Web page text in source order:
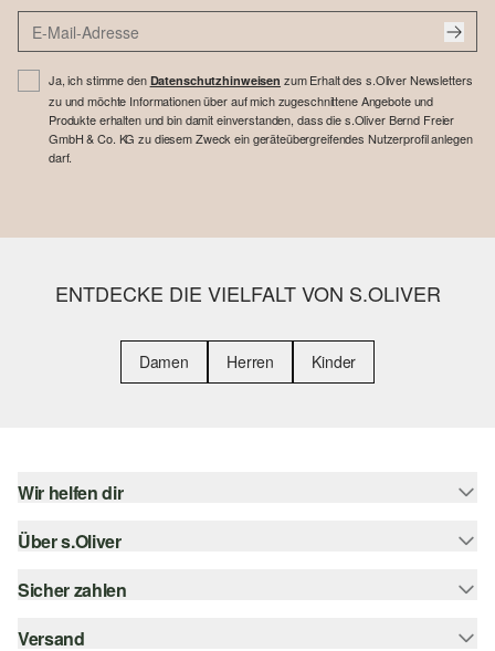
Ja, ich stimme den Datenschutzhinweisen zum Erhalt des s.Oliver Newsletters
zu und möchte Informationen über auf mich zugeschnittene Angebote und
Produkte erhalten und bin damit einverstanden, dass die s.Oliver Bernd Freier
GmbH & Co. KG zu diesem Zweck ein geräteübergreifendes Nutzerprofil anlegen
darf.
ENTDECKE DIE VIELFALT VON S.OLIVER
Damen Herren Kinder
Wir helfen dir
Hilfe & FAQ
Größenberatung
Über s.Oliver
s.Oliver Magazin
Whatsapp
Sicher zahlen
Rechnung
Versand